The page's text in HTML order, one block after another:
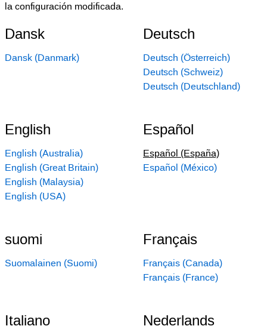
la configuración modificada.
Dansk
Dansk (Danmark)
Deutsch
Deutsch (Österreich)
Deutsch (Schweiz)
Deutsch (Deutschland)
English
English (Australia)
English (Great Britain)
English (Malaysia)
English (USA)
Español
Español (España)
Español (México)
suomi
Suomalainen (Suomi)
Français
Français (Canada)
Français (France)
Italiano Nederlands